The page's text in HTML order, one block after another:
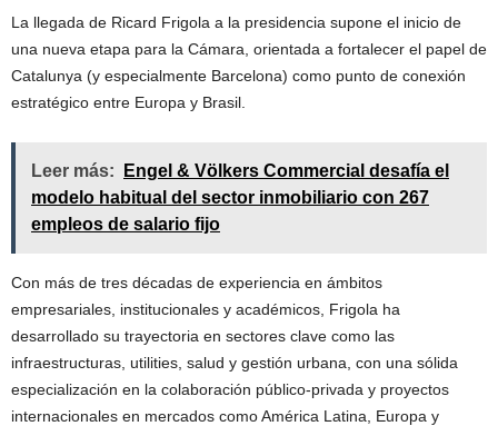
La llegada de Ricard Frigola a la presidencia supone el inicio de
una nueva etapa para la Cámara, orientada a fortalecer el papel de
Catalunya (y especialmente Barcelona) como punto de conexión
estratégico entre Europa y Brasil.
Leer más:
Engel & Völkers Commercial desafía el
modelo habitual del sector inmobiliario con 267
empleos de salario fijo
Con más de tres décadas de experiencia en ámbitos
empresariales, institucionales y académicos, Frigola ha
desarrollado su trayectoria en sectores clave como las
infraestructuras, utilities, salud y gestión urbana, con una sólida
especialización en la colaboración público-privada y proyectos
internacionales en mercados como América Latina, Europa y